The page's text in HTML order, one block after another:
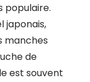
populaire.
japonais,
manches
de
est souvent